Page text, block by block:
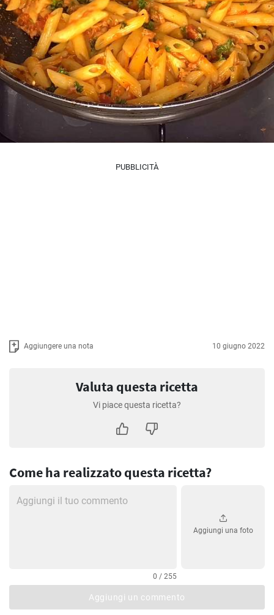
PUBBLICITÀ
Aggiungere una nota 10 giugno 2022
Valuta questa ricetta
Vi piace questa ricetta?
Come ha realizzato questa ricetta?
0 / 255
Aggiungi una foto
Aggiungi un commento